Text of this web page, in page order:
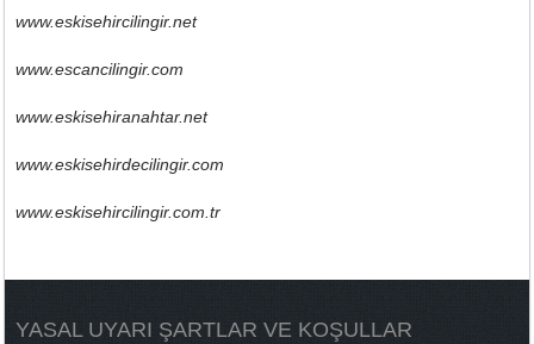
www.eskisehircilingir.net
www.escancilingir.com
www.eskisehiranahtar.net
www.eskisehirdecilingir.com
www.eskisehircilingir.com.tr
YASAL UYARI ŞARTLAR VE KOŞULLAR